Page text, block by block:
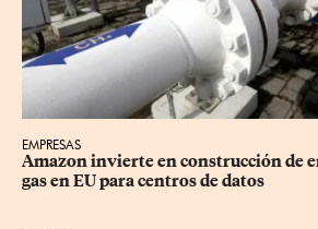
EMPRESAS
Amazon invierte en construcción de
gas en EU para centros de datos